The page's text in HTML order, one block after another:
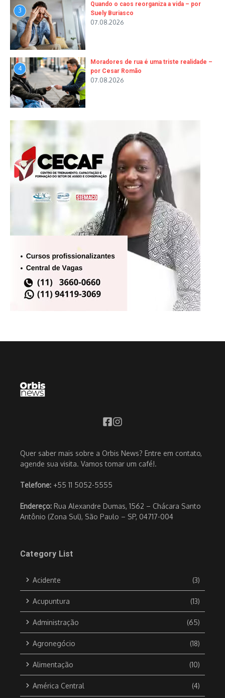
3
Quando o caos reorganiza a vida – por
Suely Buriasco
07.08.2026
4
Moradores de rua é uma triste realidade –
por Cesar Romão
07.08.2026
Quer saber mais sobre a Orbis News? Entre em contato,
agende sua visita. Vamos tomar um café!.
Telefone: +55 11 5052-5555
Endereço: Rua Alexandre Dumas, 1562 – Chácara Santo
Antônio (Zona Sul), São Paulo – SP, 04717-004
Category List
Acidente (3)
Acupuntura (13)
Administração (65)
Agronegócio (18)
Alimentação (10)
América Central (4)